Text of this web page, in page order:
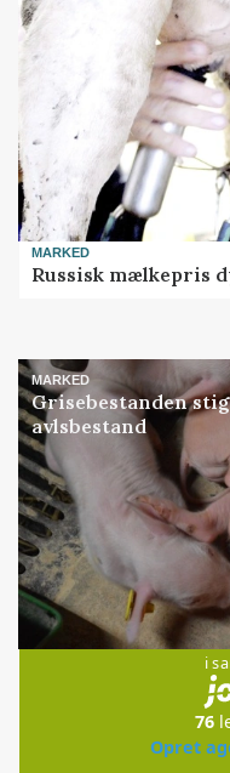
MARKED
Russisk mælkepris
MARKED
Grisebestanden
avlsbestand
i
76
Opret